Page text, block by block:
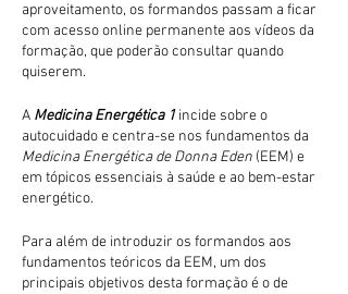
aproveitamento, os formandos passam a ficar
com acesso online permanente aos vídeos da
formação, que poderão consultar quando
quiserem.
A Medicina Energética 1incide sobre o
autocuidado e centra-se nos fundamentos da
Medicina Energética de Donna Eden (EEM) e
em tópicos essenciais à saúde e ao bem-estar
energético.
Para além de introduzir os formandos aos
fundamentos teóricos da EEM, um dos
principais objetivos desta formação é o de